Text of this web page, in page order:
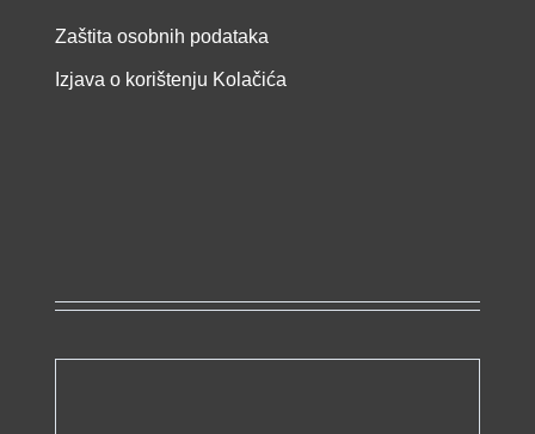
Zaštita osobnih podataka
Izjava o korištenju Kolačića